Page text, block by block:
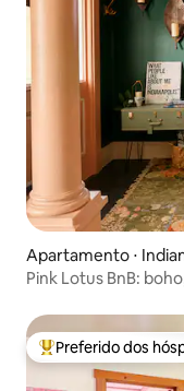
Apartamento ⋅
Pink Lotus BnB:
Entre os melhores
Preferido dos